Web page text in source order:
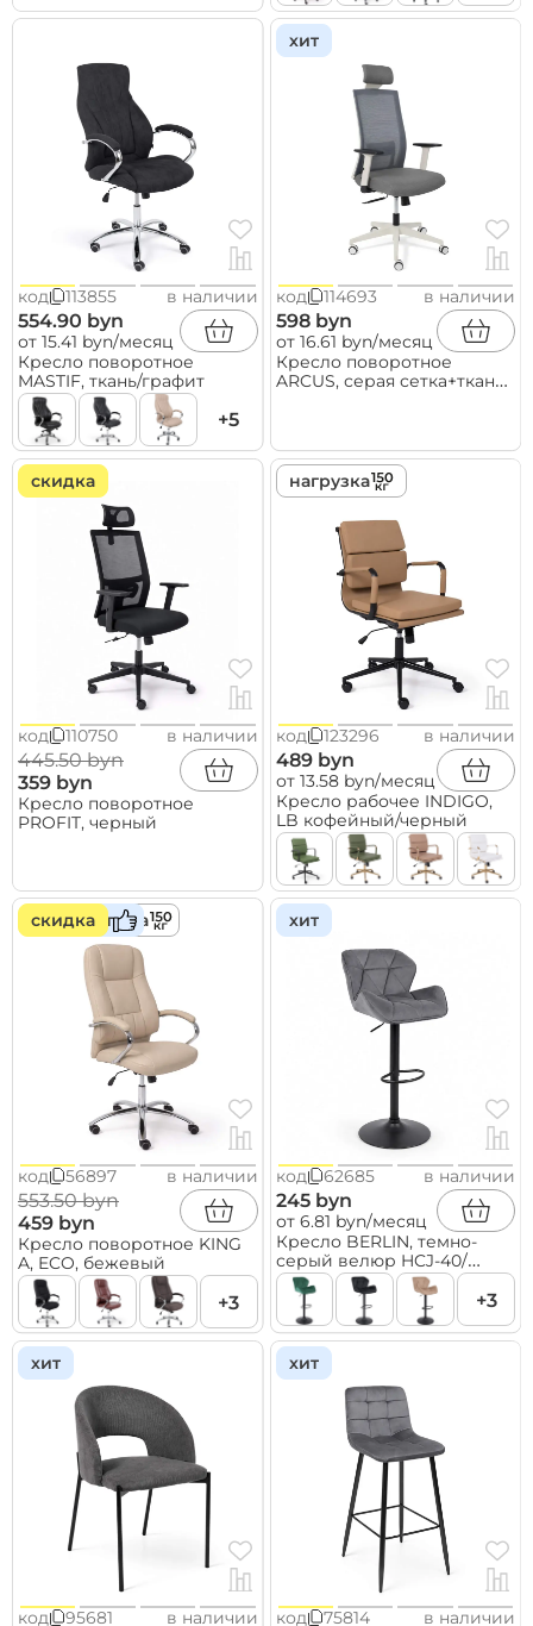
код 113855 в наличии
554.90 byn
от 15.41 byn/месяц
Кресло поворотное
MASTIF, ткань/графит
+5
хит
код 114693 в наличии
598 byn
от 16.61 byn/месяц
Кресло поворотное
ARCUS, серая сетка+ткань/
скидка
код 110750 в наличии
445.50 byn
359 byn
Кресло поворотное
PROFIT, черный
нагрузка
код 123296 в наличии
489 byn
от 13.58 byn/месяц
Кресло рабочее INDIGO,
LB кофейный/черный
скидкахит
нагрузка
код 56897 в наличии
553.50 byn
459 byn
Кресло поворотное KING
A, ECO, бежевый
+3
хит
код 62685 в наличии
245 byn
от 6.81 byn/месяц
Кресло BERLIN, темно-
серый велюр HCJ-40/
черный
+3
хит
код 95681 в наличии
хит
код 75814 в наличии